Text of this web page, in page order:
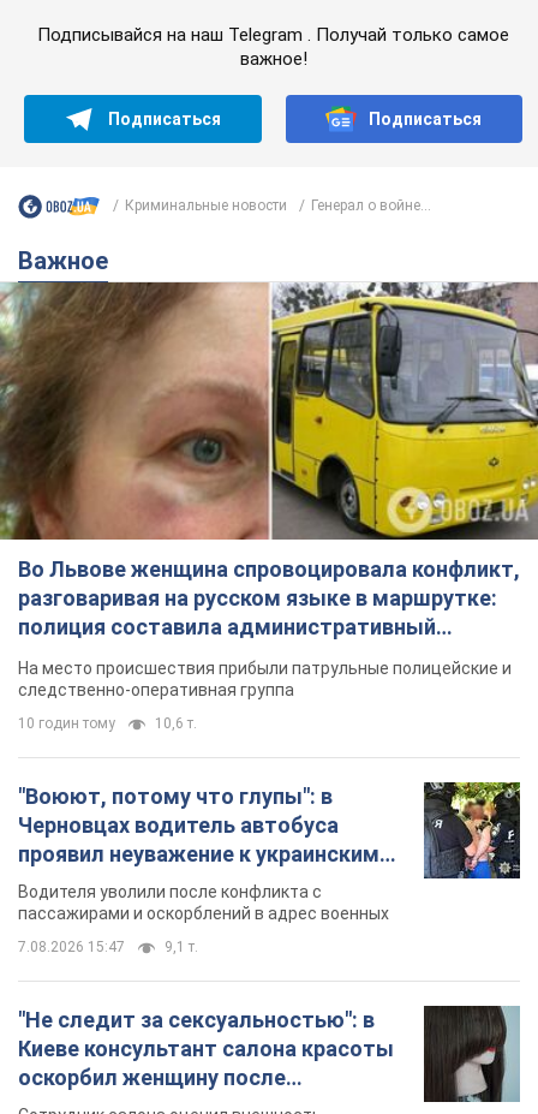
Подписывайся на наш Telegram . Получай только самое
важное!
Подписаться Подписаться
Криминальные новости Генерал о войне...
Важное
Во Львове женщина спровоцировала конфликт,
разговаривая на русском языке в маршрутке:
полиция составила административный
протокол. Видео
На место происшествия прибыли патрульные полицейские и
следственно-оперативная группа
10 годин тому 10,6 т.
"Воюют, потому что глупы": в
Черновцах водитель автобуса
проявил неуважение к украинским
военным и поплатился за это.
Видео
Водителя уволили после конфликта с
пассажирами и оскорблений в адрес военных
7.08.2026 15:47 9,1 т.
"Не следит за сексуальностью": в
Киеве консультант салона красоты
оскорбил женщину после
химиотерапии, разгорелся скандал.